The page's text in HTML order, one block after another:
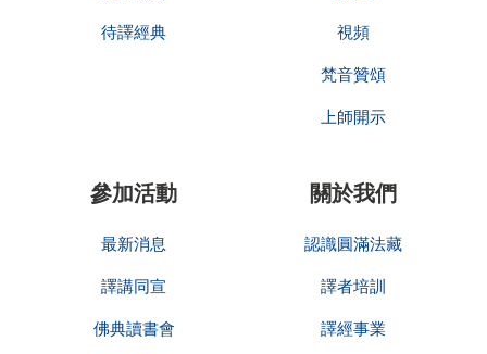
待譯經典 視頻
梵音贊頌
上師開示
參加活動
最新消息
譯講同宣
佛典讀書會
關於我們
認識圓滿法藏
譯者培訓
譯經事業